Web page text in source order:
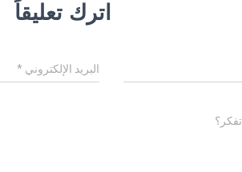
اترك تعليقاً
البريد الإلكتروني *